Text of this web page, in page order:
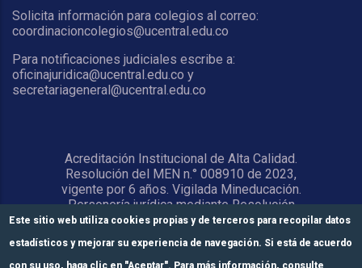
Solicita información para colegios al correo:
coordinacioncolegios@ucentral.edu.co
Para notificaciones judiciales escribe a:
oficinajuridica@ucentral.edu.co y
secretariageneral@ucentral.edu.co
Acreditación Institucional de Alta Calidad.
Resolución del MEN n.° 008910 de 2023,
vigente por 6 años. Vigilada Mineducación.
Personería jurídica mediante Resolución
1876 del 5 de junio de 1967. Reconocida
como Universidad por el Ministerio de
Educación Nacional mediante Resolución
Este sitio web utiliza cookies propias y de terceros para recopilar datos
estadísticos y mejorar su experiencia de navegación. Si está de acuerdo
con su uso, haga clic en "Aceptar". Para más información, consulte